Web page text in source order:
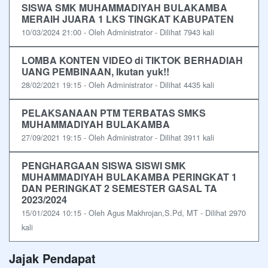
SISWA SMK MUHAMMADIYAH BULAKAMBA
MERAIH JUARA 1 LKS TINGKAT KABUPATEN
10/03/2024 21:00 - Oleh Administrator - Dilihat 7943 kali
LOMBA KONTEN VIDEO di TIKTOK BERHADIAH
UANG PEMBINAAN, Ikutan yuk!!
28/02/2021 19:15 - Oleh Administrator - Dilihat 4435 kali
PELAKSANAAN PTM TERBATAS SMKS
MUHAMMADIYAH BULAKAMBA
27/09/2021 19:15 - Oleh Administrator - Dilihat 3911 kali
PENGHARGAAN SISWA SISWI SMK
MUHAMMADIYAH BULAKAMBA PERINGKAT 1
DAN PERINGKAT 2 SEMESTER GASAL TA
2023/2024
15/01/2024 10:15 - Oleh Agus Makhrojan,S.Pd, MT - Dilihat 2970
kali
Jajak Pendapat